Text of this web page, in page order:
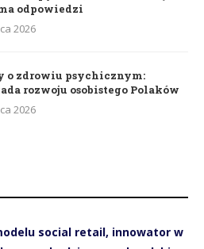
odpowiedzi
2026
o zdrowiu psychicznym:
rozwoju osobistego Polaków
2026
social retail, innowator w